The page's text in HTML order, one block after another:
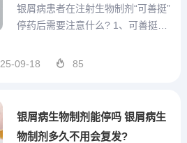
银屑病患者在注射生物制剂“可善挺”
停药后需要注意什么? 1、可善挺
木单抗依那西普拓咨（依奇珠单
射液）使用银屑病生物制剂时需要
注意以下几点：病情评估：皮...
25-09-18 85
银屑病生物制剂能停吗 银屑病生
物制剂多久不用会复发?